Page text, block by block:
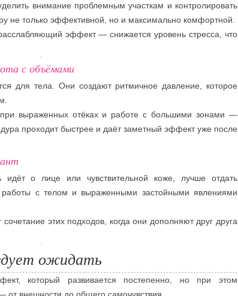
внимание проблемным участкам и контролировать
не только эффективной, но и максимально комфортной.
эффект — снижается уровень стресса, что
с объёмами
для тела. Они создают ритмичное давление, которое
выраженных отёках и работе с большими зонами —
проходит быстрее и даёт заметный эффект уже после
о лице или чувствительной коже, лучше отдать
с телом и выраженными застойными явлениями
этих подходов, когда они дополняют друг друга
ожидать
который развивается постепенно, но при этом